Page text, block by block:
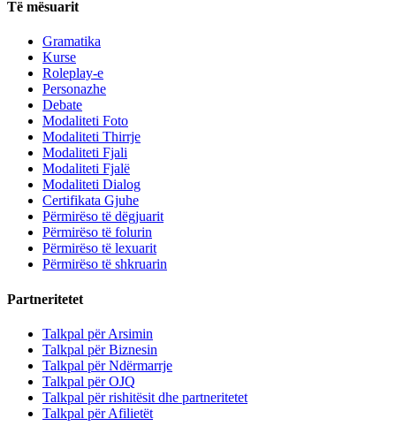
Të mësuarit
Gramatika
Kurse
Roleplay-e
Personazhe
Debate
Modaliteti Foto
Modaliteti Thirrje
Modaliteti Fjali
Modaliteti Fjalë
Modaliteti Dialog
Certifikata Gjuhe
Përmirëso të dëgjuarit
Përmirëso të folurin
Përmirëso të lexuarit
Përmirëso të shkruarin
Partneritetet
Talkpal për Arsimin
Talkpal për Biznesin
Talkpal për Ndërmarrje
Talkpal për OJQ
Talkpal për rishitësit dhe partneritetet
Talkpal për Afilietët